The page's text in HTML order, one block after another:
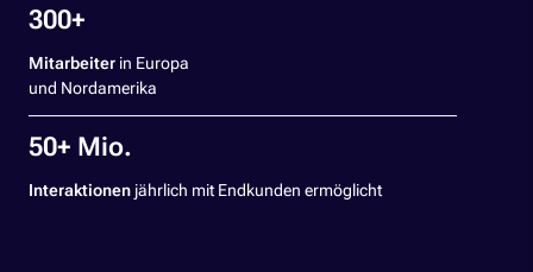
300+
Mitarbeiter in Europa
und Nordamerika
50+ Mio.
Interaktionen jährlich mit Endkunden ermöglicht